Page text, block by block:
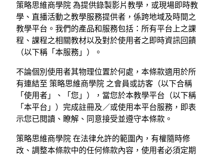
策略思維商學院 為提供錄製影片教學，或現場即時教
學、直播活動之教學服務提供者，係跨地域及時間之
教學平台。我們的產品和服務包括：所有平台上之課
程、課程之相關教材以及對於使用者之即時資訊回饋
（以下稱「本服務」）。
不論個別使用者其物理位置於何處，本條款適用於所
有連結至 策略思維商學院 之會員或訪客（以下合稱
「使用者」、「您」），當您於本教學平台（以下稱
「本平台」）完成註冊及／或使用本平台服務，即表
示您已閱讀、瞭解、同意接受並遵守本條款。
策略思維商學院 在法律允許的範圍內，有權隨時修
改、調整本條款中的任何條款內容，使用者必須定期